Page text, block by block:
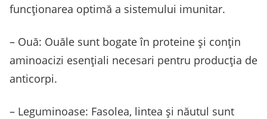
funcționarea optimă a sistemului imunitar.
– Ouă: Ouăle sunt bogate în proteine ​​și conțin
aminoacizi esențiali necesari pentru producția de
anticorpi.
– Leguminoase: Fasolea, lintea și năutul sunt